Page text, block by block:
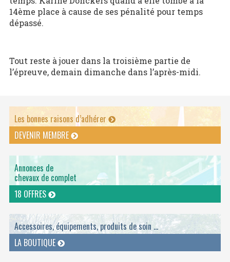
14ème place à cause de ses pénalité pour temps
dépassé.
Tout reste à jouer dans la troisième partie de
l’épreuve, demain dimanche dans l’après-midi.
Les bonnes raisons d’adhérer
DEVENIR MEMBRE
Annonces de
chevaux de complet
18 OFFRES
Accessoires, équipements, produits de soin ...
LA BOUTIQUE